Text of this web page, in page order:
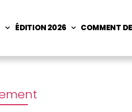
ÉDITION 2026 COMMENT